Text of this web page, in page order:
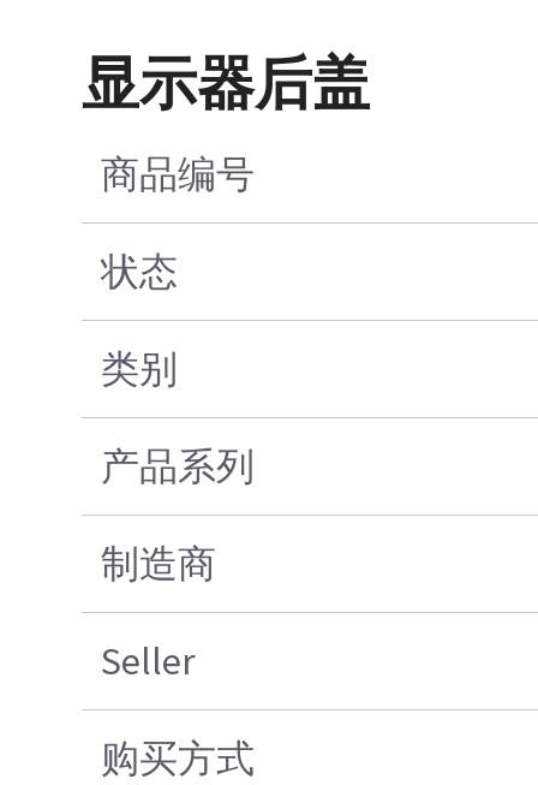
显示器后盖
商品编号
状态
类别
产品系列
制造商
Seller
购买方式